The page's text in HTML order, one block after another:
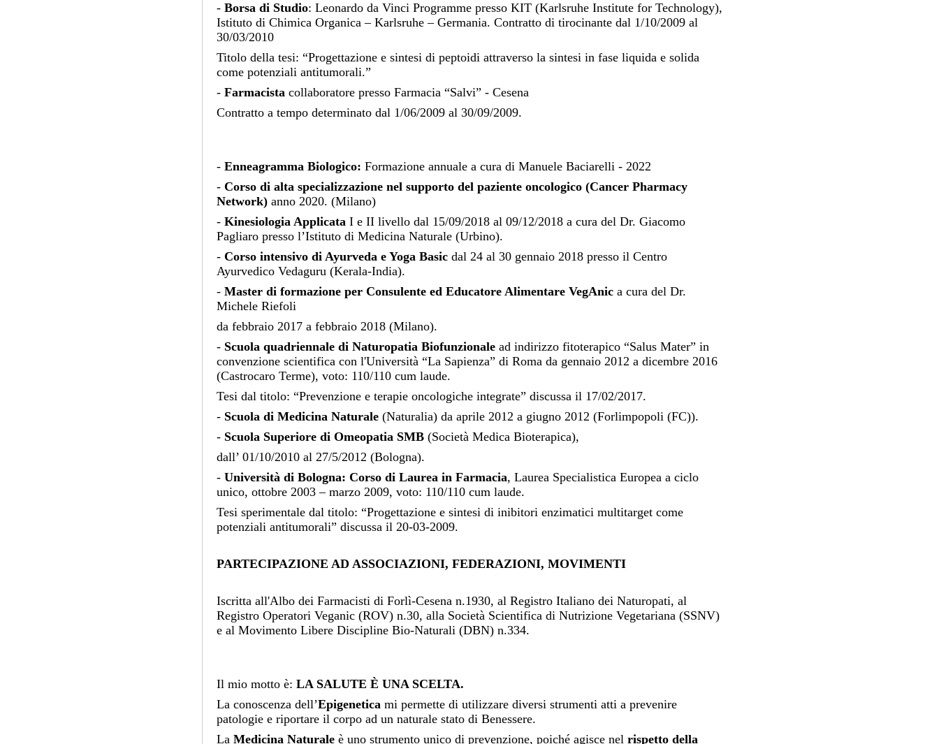
- Borsa di Studio: Leonardo da Vinci Programme presso KIT (Karlsruhe Institute for Technology),
Istituto di Chimica Organica – Karlsruhe – Germania. Contratto di tirocinante dal 1/10/2009 al
30/03/2010
Titolo della tesi: “Progettazione e sintesi di peptoidi attraverso la sintesi in fase liquida e solida
come potenziali antitumorali.”
- Farmacista collaboratore presso Farmacia “Salvi” - Cesena
Contratto a tempo determinato dal 1/06/2009 al 30/09/2009.
- Enneagramma Biologico: Formazione annuale a cura di Manuele Baciarelli - 2022
- Corso di alta specializzazione nel supporto del paziente oncologico (Cancer Pharmacy
Network) anno 2020. (Milano)
- Kinesiologia Applicata I e II livello dal 15/09/2018 al 09/12/2018 a cura del Dr. Giacomo
Pagliaro presso l’Istituto di Medicina Naturale (Urbino).
- Corso intensivo di Ayurveda e Yoga Basic dal 24 al 30 gennaio 2018 presso il Centro
Ayurvedico Vedaguru (Kerala-India).
- Master di formazione per Consulente ed Educatore Alimentare VegAnic a cura del Dr.
Michele Riefoli
da febbraio 2017 a febbraio 2018 (Milano).
- Scuola quadriennale di Naturopatia Biofunzionale ad indirizzo fitoterapico “Salus Mater” in
convenzione scientifica con l'Università “La Sapienza” di Roma da gennaio 2012 a dicembre 2016
(Castrocaro Terme), voto: 110/110 cum laude.
Tesi dal titolo: “Prevenzione e terapie oncologiche integrate” discussa il 17/02/2017.
- Scuola di Medicina Naturale (Naturalia) da aprile 2012 a giugno 2012 (Forlimpopoli (FC)).
- Scuola Superiore di Omeopatia SMB (Società Medica Bioterapica),
dall’ 01/10/2010 al 27/5/2012 (Bologna).
- Università di Bologna: Corso di Laurea in Farmacia, Laurea Specialistica Europea a ciclo
unico, ottobre 2003 – marzo 2009, voto: 110/110 cum laude.
Tesi sperimentale dal titolo: “Progettazione e sintesi di inibitori enzimatici multitarget come
potenziali antitumorali” discussa il 20-03-2009.
PARTECIPAZIONE AD ASSOCIAZIONI, FEDERAZIONI, MOVIMENTI
Iscritta all'Albo dei Farmacisti di Forlì-Cesena n.1930, al Registro Italiano dei Naturopati, al
Registro Operatori Veganic (ROV) n.30, alla Società Scientifica di Nutrizione Vegetariana (SSNV)
e al Movimento Libere Discipline Bio-Naturali (DBN) n.334.
Il mio motto è: LA SALUTE È UNA SCELTA.
La conoscenza dell’Epigenetica mi permette di utilizzare diversi strumenti atti a prevenire
patologie e riportare il corpo ad un naturale stato di Benessere.
La Medicina Naturale è uno strumento unico di prevenzione, poiché agisce nel rispetto della